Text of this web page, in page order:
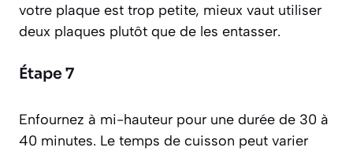
votre plaque est trop petite, mieux vaut utiliser
deux plaques plutôt que de les entasser.
Étape 7
Enfournez à mi-hauteur pour une durée de 30 à
40 minutes. Le temps de cuisson peut varier